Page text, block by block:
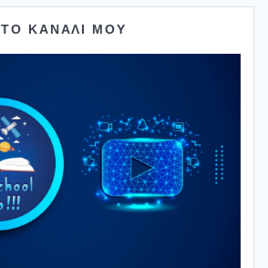
ΤΟ ΚΑΝΑΛΙ ΜΟΥ